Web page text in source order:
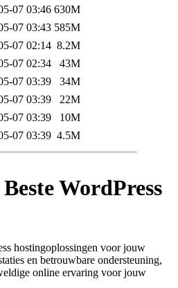
07 03:46 630M
07 03:43 585M
07 02:14 8.2M
07 02:34
43M
07 03:39
34M
07 03:39
22M
07 03:39
10M
07 03:39 4.5M
WordPress
hostingoplossingen voor jouw
en betrouwbare ondersteuning,
online ervaring voor jouw